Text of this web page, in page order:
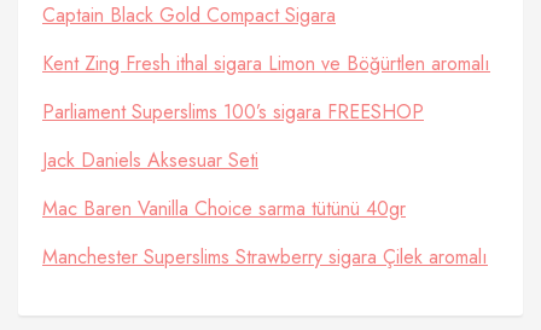
Captain Black Gold Compact Sigara
Kent Zing Fresh ithal sigara Limon ve Böğürtlen aromalı
Parliament Superslims 100’s sigara FREESHOP
Jack Daniels Aksesuar Seti
Mac Baren Vanilla Choice sarma tütünü 40gr
Manchester Superslims Strawberry sigara Çilek aromalı